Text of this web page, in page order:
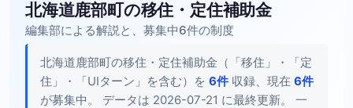
北海道鹿部町の移住・定住補助金
編集部による解説と、募集中6件の制度
北海道鹿部町の移住・定住補助金（「移住」・「定
住」・「UIターン」を含む）を 6件 収録、現在 6件
が募集中。 データは 2026-07-21 に最終更新。 一